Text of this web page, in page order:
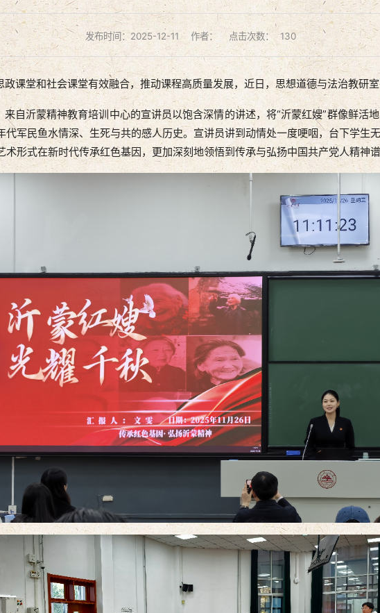
发布时间：2025-12-11 作者： 点击次数： 130
堂和社会课堂有效融合，推动课程高质量发展，近日，思想道德与法治教研室
沂蒙精神教育培训中心的宣讲员以饱含深情的讲述，将“沂蒙红嫂”群像鲜活
军民鱼水情深、生死与共的感人历史。宣讲员讲到动情处一度哽咽，台下学生
形式在新时代传承红色基因，更加深刻地领悟到传承与弘扬中国共产党人精神谱